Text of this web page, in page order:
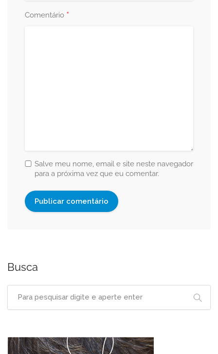
Comentário *
Salve meu nome, email e site neste navegador
para a próxima vez que eu comentar.
Busca